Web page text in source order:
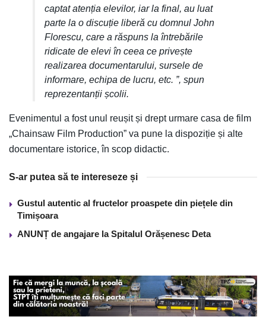
captat atenția elevilor, iar la final, au luat
parte la o discuție liberă cu domnul John
Florescu, care a răspuns la întrebările
ridicate de elevi în ceea ce privește
realizarea documentarului, sursele de
informare, echipa de lucru, etc. ”, spun
reprezentanții școlii.
Evenimentul a fost unul reușit și drept urmare casa de film
„Chainsaw Film Production” va pune la dispoziție și alte
documentare istorice, în scop didactic.
S-ar putea să te intereseze și
Gustul autentic al fructelor proaspete din piețele din
Timișoara
ANUNȚ de angajare la Spitalul Orășenesc Deta